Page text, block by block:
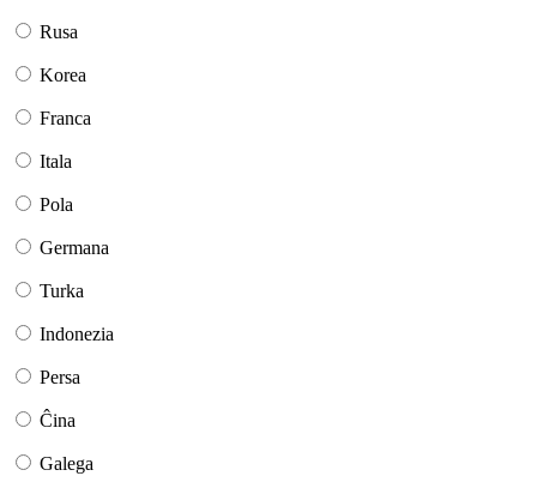
Rusa
Korea
Franca
Itala
Pola
Germana
Turka
Indonezia
Persa
Ĉina
Galega